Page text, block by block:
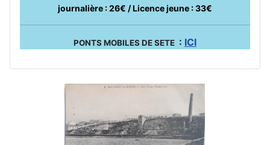
journalière : 26€ / Licence jeune : 33€
PONTS MOBILES DE SETE : ICI